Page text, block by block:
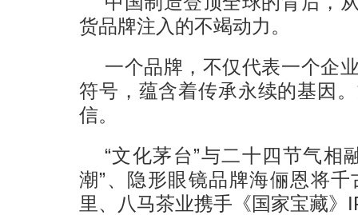
货品牌注入的不竭动力。
一个品牌，不仅代表一个企
符号，蕴含着传承永续的基因
信。
“文化茅台”与二十四节气相
潮”、隐形眼镜品牌海俪恩将
里、八马茶业携手《国家宝藏